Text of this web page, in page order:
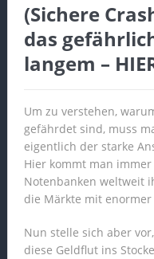
(Sichere
das
langem –
Um zu verstehen,
gefährdet sind, muss
eigentlich der starke
Hier kommt man
Notenbanken weltweit
die Märkte mit
Nun stelle sich aber
diese Geldflut ins